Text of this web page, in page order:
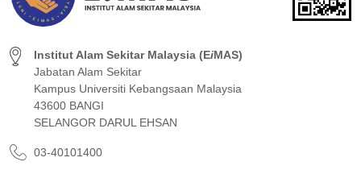
Institut Alam Sekitar Malaysia (EiMAS)
Jabatan Alam Sekitar
Kampus Universiti Kebangsaan Malaysia
43600 BANGI
SELANGOR DARUL EHSAN
03-40101400